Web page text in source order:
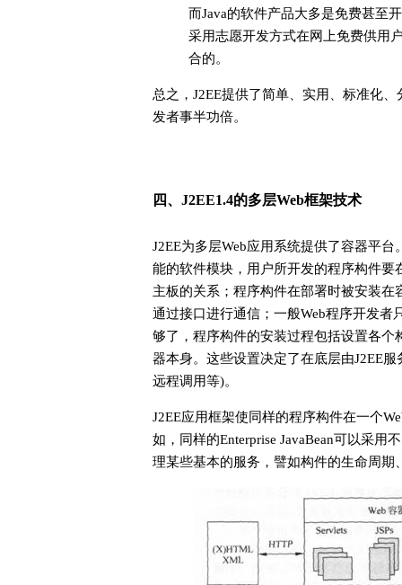
而Java的软件产品大多是免费甚至
采用志愿开发方式在网上免费供用
合的。
总之，J2EE提供了简单、实用、标准化
发者事半功倍。
四、J2EE1.4的多层Web框架技术
J2EE为多层Web应用系统提供了容器平
能的软件模块，用户所开发的程序构件
主板的关系；程序构件在部署时被安装
通过接口进行通信；一般Web程序开发
够了，程序构件的安装过程包括设置各个
器本身。这些设置决定了在底层由J2EE
远程调用等)。
J2EE应用框架使同样的程序构件在一个
如，同样的Enterprise JavaBean可以采用
理某些基本的服务，譬如构件的生命周期